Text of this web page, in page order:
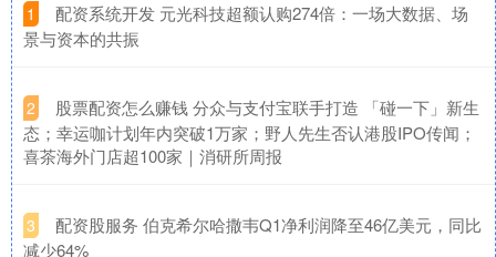
1
​配资系统开发 元光科技超额认购274倍：一场大数据、场
景与资本的共振
2
​股票配资怎么赚钱 分众与支付宝联手打造 「碰一下」新生
态；幸运咖计划年内突破1万家；野人先生否认港股IPO传闻；
喜茶海外门店超100家｜消研所周报
3
​配资股服务 伯克希尔哈撒韦Q1净利润降至46亿美元，同比
减少64%